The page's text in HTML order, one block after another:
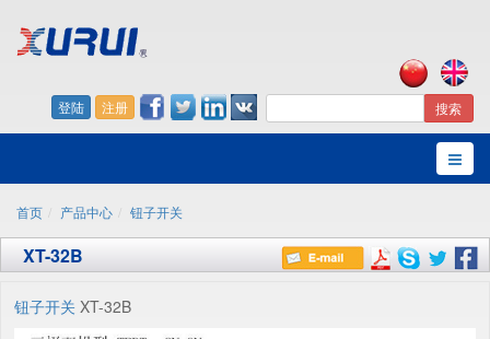
搜索
登陆 注册
首页 产品中心 钮子开关
XT-32B
钮子开关 XT-32B